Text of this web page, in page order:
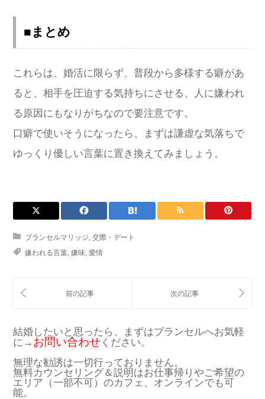
■まとめ
これらは、婚活に限らず、普段から多様する癖があ
ると、相手を圧迫する気持ちにさせる、人に嫌われ
る原因にもなりがちなので要注意です。
口癖で使いそうになったら、まずは謙虚な気落ちで
ゆっくり優しい言葉に置き換えてみましょう。
ブランセルマリッジ 交際・デート
嫌われる言葉 嫌味 愛情
結婚したいと思ったら、まずはブランセルへお気軽
に→ お問い合わせ ください。
無理な勧誘は一切行っておりません。
無料カウンセリング＆説明はお仕事帰りやご希望の
エリア（一部不可）のカフェ、オンラインでも可
能。